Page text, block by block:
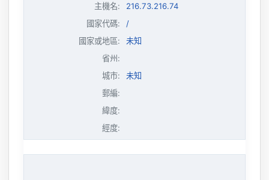
主機名:
216.73.216.74
國家代碼:
/
國家或地區:
未知
省州:
城市:
未知
郵編:
緯度:
經度: